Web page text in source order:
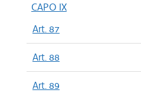
CAPO IX
Art. 87
Art. 88
Art. 89